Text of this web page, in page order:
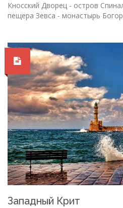
Кносский Дворец - остров
пещера Зевса - монастырь
Западный Крит